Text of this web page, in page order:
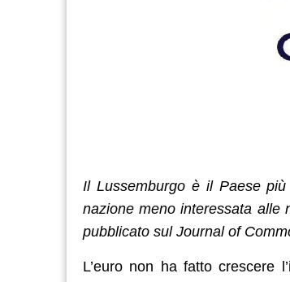
Il Lussemburgo è il Paese
nazione meno interessata alle
pubblicato sul Journal of
L’euro non ha fatto crescere